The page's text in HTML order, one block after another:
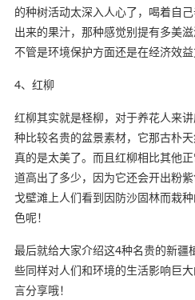
的种树活动太深入人心了，喝着自
出来的果汁，那种感觉别提有多美
不管是环境保护方面还是在经济效
4、红柳
红柳其实就是柽柳，对于养花人来
种比较名贵的盆景素材，它那古朴
真的是太美了。而且红柳相比其他
道高出了多少，因为它还会开出粉
戈壁滩上人们看到因防沙固林而栽
色呢！
最后就给大家介绍这4种名贵的新疆
些同样对人们和环境的生活影响巨
言分享哦！